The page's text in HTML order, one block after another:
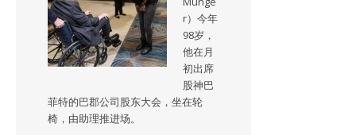
r）今年
98岁，
他在月
初出席
股神巴
菲特的巴郡公司股东大会，坐在轮
椅，由助理推进场。